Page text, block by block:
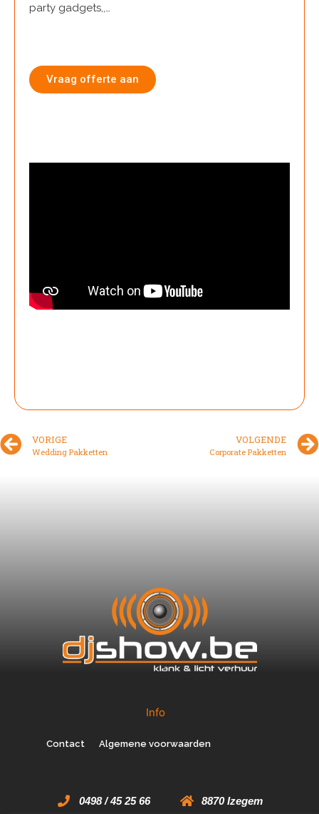
party gadgets,,…
Vraag offerte aan
VORIGE
Wedding Pakketten
VOLGENDE
Corporate Pakketten
0498 / 45 25 66 8870 Izegem
Info
Contact Algemene voorwaarden